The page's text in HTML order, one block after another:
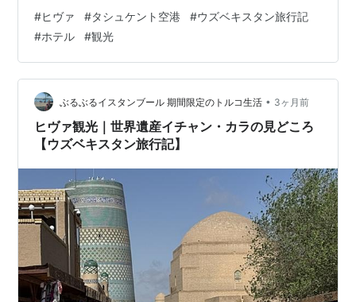
とうと決めたのです。 同僚たちに「すみません、明日か
らウズベキスタン旅行なので、お休みをいただいていま
す。急用の際はTeamsでお願いします。」と言うと
「え？何て何て？休むのはいいけど、ウズベキスタンて
何？」とか「え？ウズベキスタンて渡航可能なの？大丈
夫なの？」とか、みんな私が休暇をとることよ…
#ヒヴァ #タシュケント空港 #ウズベキスタン旅行記
#ホテル #観光
ぶるぶるイスタンブール 期間限定のトルコ生活 • 3ヶ月前
ヒヴァ観光｜世界遺産イチャン・カラの見どころ
【ウズベキスタン旅行記】